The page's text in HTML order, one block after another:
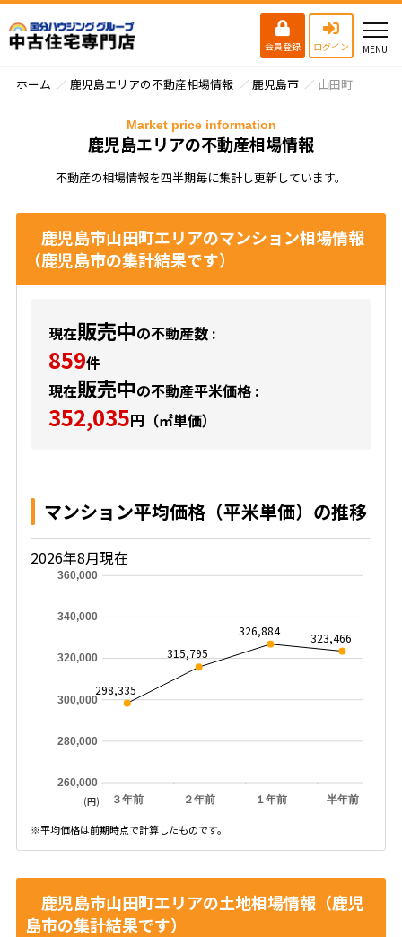
会員登録 ログイン
ホーム 鹿児島エリアの不動産相場情報 鹿児島市 山田町
鹿児島エリアの不動産相場情報
Market price information
不動産の相場情報を四半期毎に集計し更新しています。
鹿児島市山田町エリアのマンション相場情報
（鹿児島市の集計結果です）
現在販売中の不動産数 :
859件
現在販売中の不動産平米価格 :
352,035円（㎡単価）
マンション平均価格（平米単価）の推移
2026年8月現在
３年前 ２年前 １年前 半年前
260,000
280,000
300,000
320,000
340,000
360,000
298,335
315,795
326,884 323,466
(円)
※平均価格は前期時点で計算したものです。
鹿児島市山田町エリアの土地相場情報（鹿児
島市の集計結果です）